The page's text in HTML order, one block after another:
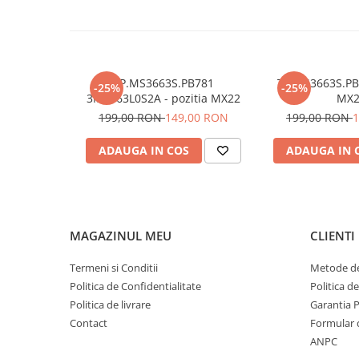
-25%TP.MS3663S.PB781
3MS663L0S2A - pozitia MX22
199,00 RON149,00 RON
ADAUGA IN COS
-25%
199,00 RON
ADAUGA IN
MAGAZINUL MEU
Termeni si Conditii
Politica de Confidentialitate
Politica de livrare
Contact
CLIENTI
Metode
Politica
Garantia
Formular
ANPC